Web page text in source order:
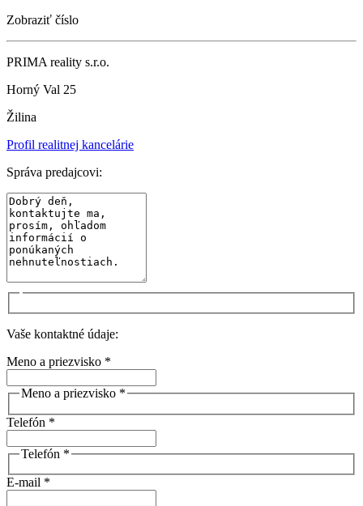
Zobraziť číslo
PRIMA reality s.r.o.
Horný Val 25
Žilina
Profil realitnej kancelárie
Správa predajcovi:
Vaše kontaktné údaje:
Meno a priezvisko *
Meno a priezvisko *
Telefón *
Telefón *
E-mail *